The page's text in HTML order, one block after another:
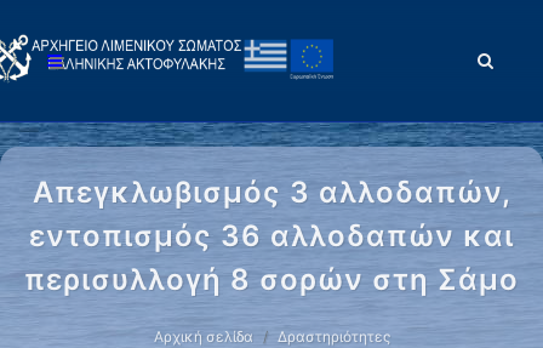
Απεγκλωβισμός 3 αλλοδαπών,
εντοπισμός 36 αλλοδαπών και
περισυλλογή 8 σορών στη Σάμο
Αρχική σελίδα
Δραστηριότητες